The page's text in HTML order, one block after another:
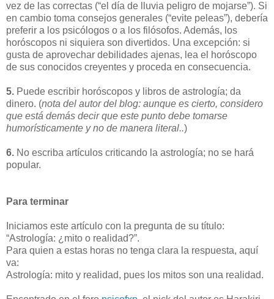
vez de las correctas (“el día de lluvia peligro de mojarse”). Si
en cambio toma consejos generales (“evite peleas”), debería
preferir a los psicólogos o a los filósofos. Además, los
horóscopos ni siquiera son divertidos. Una excepción: si
gusta de aprovechar debilidades ajenas, lea el horóscopo
de sus conocidos creyentes y proceda en consecuencia.
5. Puede escribir horóscopos y libros de astrología; da
dinero. (nota del autor del blog: aunque es cierto, considero
que está demás decir que este punto debe tomarse
humorísticamente y no de manera literal..)
6. No escriba artículos criticando la astrología; no se hará
popular.
Para terminar
Iniciamos este artículo con la pregunta de su título:
“Astrología: ¿mito o realidad?”.
Para quien a estas horas no tenga clara la respuesta, aquí
va:
Astrología: mito y realidad, pues los mitos son una realidad.